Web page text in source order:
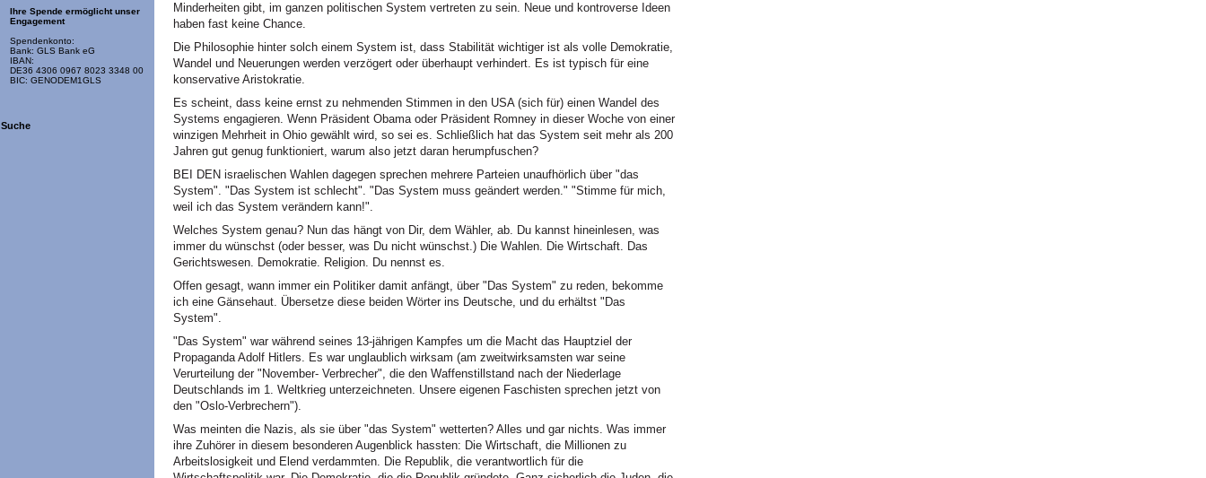
Ihre Spende ermöglicht unser
Engagement
Spendenkonto:
Bank: GLS Bank eG
IBAN:
DE36 4306 0967 8023 3348 00
BIC: GENODEM1GLS
Suche
Minderheiten gibt, im ganzen politischen System vertreten zu sein. Neue und kontroverse Ideen
haben fast keine Chance.
Die Philosophie hinter solch einem System ist, dass Stabilität wichtiger ist als volle Demokratie,
Wandel und Neuerungen werden verzögert oder überhaupt verhindert. Es ist typisch für eine
konservative Aristokratie.
Es scheint, dass keine ernst zu nehmenden Stimmen in den USA (sich für) einen Wandel des
Systems engagieren. Wenn Präsident Obama oder Präsident Romney in dieser Woche von einer
winzigen Mehrheit in Ohio gewählt wird, so sei es. Schließlich hat das System seit mehr als 200
Jahren gut genug funktioniert, warum also jetzt daran herumpfuschen?
BEI DEN israelischen Wahlen dagegen sprechen mehrere Parteien unaufhörlich über "das
System". "Das System ist schlecht". "Das System muss geändert werden." "Stimme für mich,
weil ich das System verändern kann!".
Welches System genau? Nun das hängt von Dir, dem Wähler, ab. Du kannst hineinlesen, was
immer du wünschst (oder besser, was Du nicht wünschst.) Die Wahlen. Die Wirtschaft. Das
Gerichtswesen. Demokratie. Religion. Du nennst es.
Offen gesagt, wann immer ein Politiker damit anfängt, über "Das System" zu reden, bekomme
ich eine Gänsehaut. Übersetze diese beiden Wörter ins Deutsche, und du erhältst "Das
System".
"Das System" war während seines 13-jährigen Kampfes um die Macht das Hauptziel der
Propaganda Adolf Hitlers. Es war unglaublich wirksam (am zweitwirksamsten war seine
Verurteilung der "November- Verbrecher", die den Waffenstillstand nach der Niederlage
Deutschlands im 1. Weltkrieg unterzeichneten. Unsere eigenen Faschisten sprechen jetzt von
den "Oslo-Verbrechern").
Was meinten die Nazis, als sie über "das System" wetterten? Alles und gar nichts. Was immer
ihre Zuhörer in diesem besonderen Augenblick hassten: Die Wirtschaft, die Millionen zu
Arbeitslosigkeit und Elend verdammten. Die Republik, die verantwortlich für die